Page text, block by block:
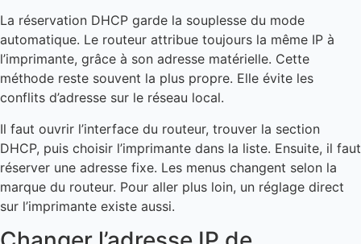
La réservation DHCP garde la souplesse du mode
automatique. Le routeur attribue toujours la même IP à
l’imprimante, grâce à son adresse matérielle. Cette
méthode reste souvent la plus propre. Elle évite les
conflits d’adresse sur le réseau local.
Il faut ouvrir l’interface du routeur, trouver la section
DHCP, puis choisir l’imprimante dans la liste. Ensuite, il faut
réserver une adresse fixe. Les menus changent selon la
marque du routeur. Pour aller plus loin, un réglage direct
sur l’imprimante existe aussi.